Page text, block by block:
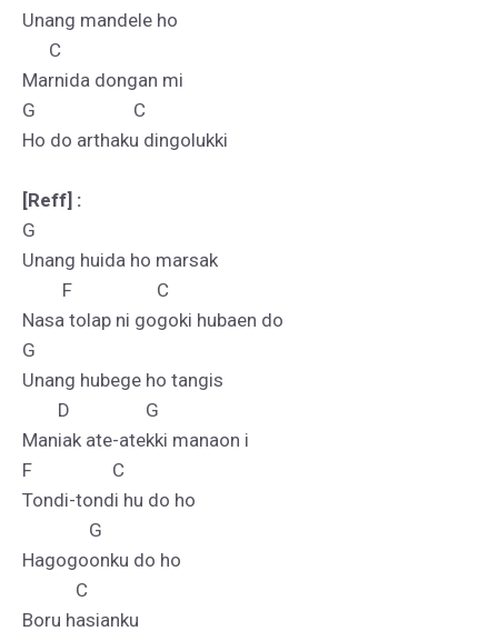
Unang mandele ho
Marnida dongan mi
G                      C
Ho do arthaku dingolukki
[Reff] :
G
Unang huida ho marsak
Nasa tolap ni gogoki hubaen do
G
Unang hubege ho tangis
Maniak ate-atekki manaon i
F                  C
Tondi-tondi hu do ho
Hagogoonku do ho
Boru hasianku